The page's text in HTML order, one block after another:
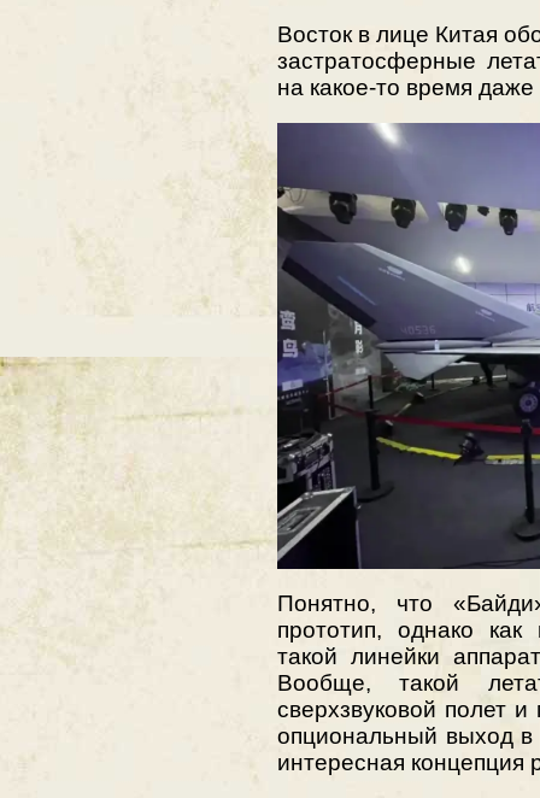
Восток в лице Китая
застратосферные
на какое-то время
Понятно, что
прототип, однако
такой линейки
Вообще, такой
сверхзвуковой полет
опциональный выход
интересная концепция